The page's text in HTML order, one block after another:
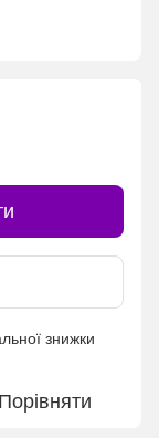
знижки
Порівняти